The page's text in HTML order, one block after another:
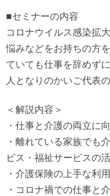
■セミナーの内容
コロナウイルス感染拡
悩みなどをお持ちの方
ていても仕事を辞めず
人となりのかいご代表
＜解説内容＞
・仕事と介護の両立に
・離れている家族でも
ビス・福祉サービスの
・介護保険の上手な利
・コロナ禍での仕事と